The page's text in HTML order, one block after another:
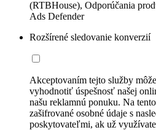
(RTBHouse), Odporúčania
Ads Defender
Rozšírené sledovanie konverzií
Akceptovaním tejto služby
vyhodnotiť úspešnosť našej
našu reklamnú ponuku. Na
zašifrované osobné údaje s
poskytovateľmi, ak už